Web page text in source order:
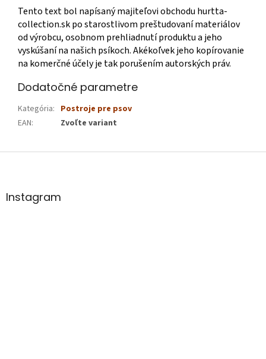
Tento text bol napísaný majiteľovi obchodu hurtta-
collection.sk po starostlivom preštudovaní materiálov
od výrobcu, osobnom prehliadnutí produktu a jeho
vyskúšaní na našich psíkoch. Akékoľvek jeho kopírovanie
na komerčné účely je tak porušením autorských práv.
Dodatočné parametre
Kategória: Postroje pre psov
EAN: Zvoľte variant
Z
äInstagram